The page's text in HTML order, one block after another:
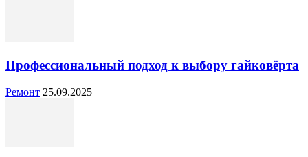
Профессиональный подход к выбору гайковёрта
Ремонт 25.09.2025